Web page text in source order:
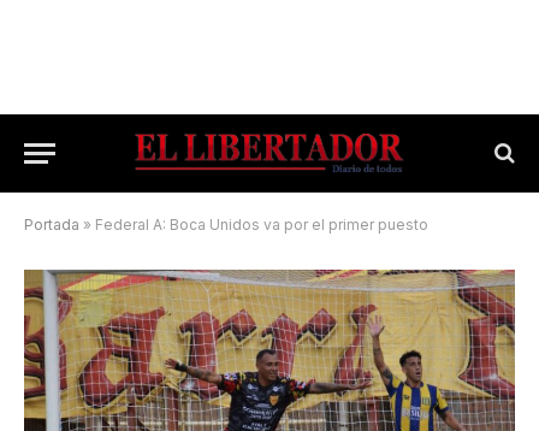
Portada » Federal A: Boca Unidos va por el primer puesto